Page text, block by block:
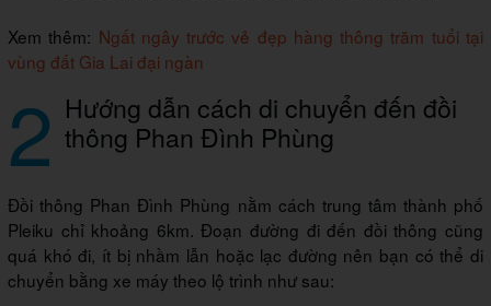
Xem thêm: Ngất ngây trước vẻ đẹp hàng thông trăm tuổi tại
vùng đất Gia Lai đại ngàn
2 Hướng dẫn cách di chuyển đến đồi
thông Phan Đình Phùng
Đồi thông Phan Đình Phùng nằm cách trung tâm thành phố
Pleiku chỉ khoảng 6km. Đoạn đường đi đến đồi thông cũng
quá khó đi, ít bị nhầm lẫn hoặc lạc đường nên bạn có thể di
chuyển bằng xe máy theo lộ trình như sau: